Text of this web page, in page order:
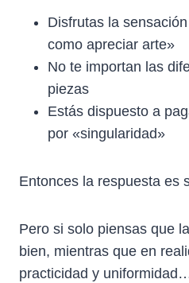
Disfrutas la
como apreciar arte»
No te importan las
piezas
Estás dispuesto a
por «singularidad»
Entonces la respuesta es
Pero si solo piensas que
bien, mientras que en
practicidad y